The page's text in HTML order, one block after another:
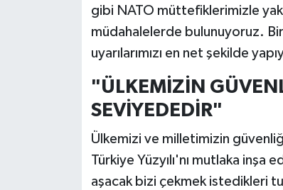
gibi NATO müttefiklerimizle
müdahalelerde bulunuyoruz.
uyarılarımızı en net şekilde
"ÜLKEMİZİN
SEVİYEDEDİR"
Ülkemizi ve milletimizin
Türkiye Yüzyılı'nı mutlaka
aşacak bizi çekmek istedikleri